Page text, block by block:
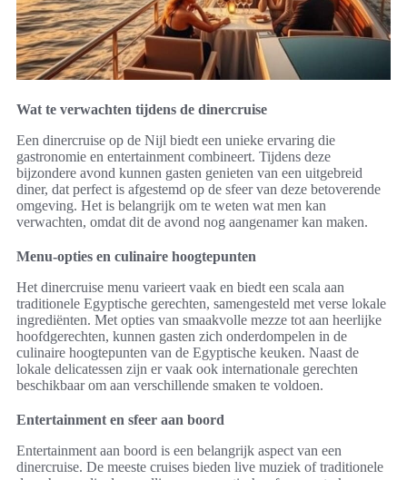
Wat te verwachten tijdens de dinercruise
Een dinercruise op de Nijl biedt een unieke ervaring die
gastronomie en entertainment combineert. Tijdens deze
bijzondere avond kunnen gasten genieten van een uitgebreid
diner, dat perfect is afgestemd op de sfeer van deze betoverende
omgeving. Het is belangrijk om te weten wat men kan
verwachten, omdat dit de avond nog aangenamer kan maken.
Menu-opties en culinaire hoogtepunten
Het dinercruise menu varieert vaak en biedt een scala aan
traditionele Egyptische gerechten, samengesteld met verse lokale
ingrediënten. Met opties van smaakvolle mezze tot aan heerlijke
hoofdgerechten, kunnen gasten zich onderdompelen in de
culinaire hoogtepunten van de Egyptische keuken. Naast de
lokale delicatessen zijn er vaak ook internationale gerechten
beschikbaar om aan verschillende smaken te voldoen.
Entertainment en sfeer aan boord
Entertainment aan boord is een belangrijk aspect van een
dinercruise. De meeste cruises bieden live muziek of traditionele